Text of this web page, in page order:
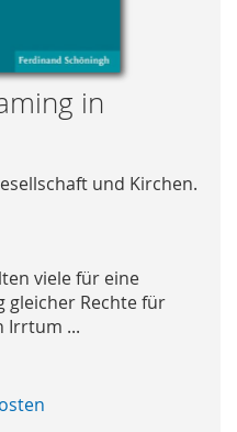
in
und Kirchen.
viele für eine
gleicher Rechte für
Irrtum ...